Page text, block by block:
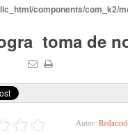
components/com_k2/
toma de
Autor